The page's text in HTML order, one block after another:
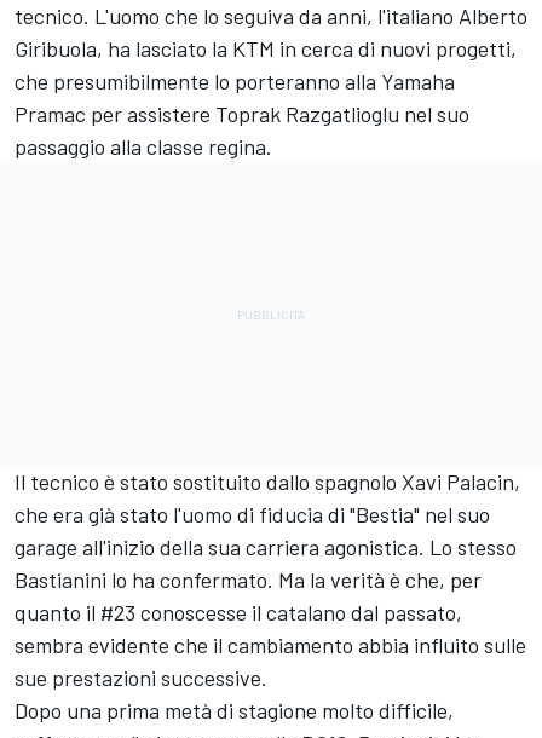
tecnico. L'uomo che lo seguiva da anni, l'italiano Alberto
Giribuola, ha lasciato la KTM in cerca di nuovi progetti,
che presumibilmente lo porteranno alla Yamaha
Pramac per assistere Toprak Razgatlioglu nel suo
passaggio alla classe regina.
Il tecnico è stato sostituito dallo spagnolo Xavi Palacin,
che era già stato l'uomo di fiducia di "Bestia" nel suo
garage all'inizio della sua carriera agonistica. Lo stesso
Bastianini lo ha confermato. Ma la verità è che, per
quanto il #23 conoscesse il catalano dal passato,
sembra evidente che il cambiamento abbia influito sulle
sue prestazioni successive.
Dopo una prima metà di stagione molto difficile,